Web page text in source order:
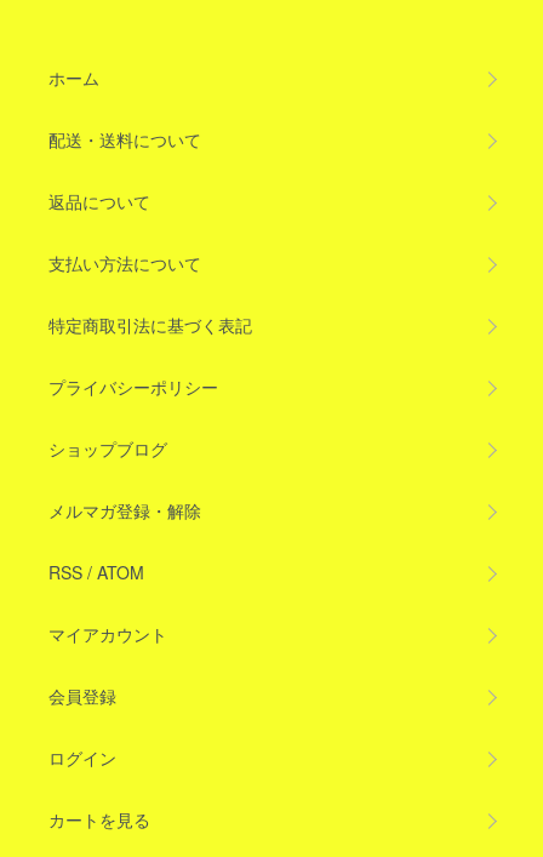
ホーム
配送・送料について
返品について
支払い方法について
特定商取引法に基づく表記
プライバシーポリシー
ショップブログ
メルマガ登録・解除
RSS / ATOM
マイアカウント
会員登録
ログイン
カートを見る